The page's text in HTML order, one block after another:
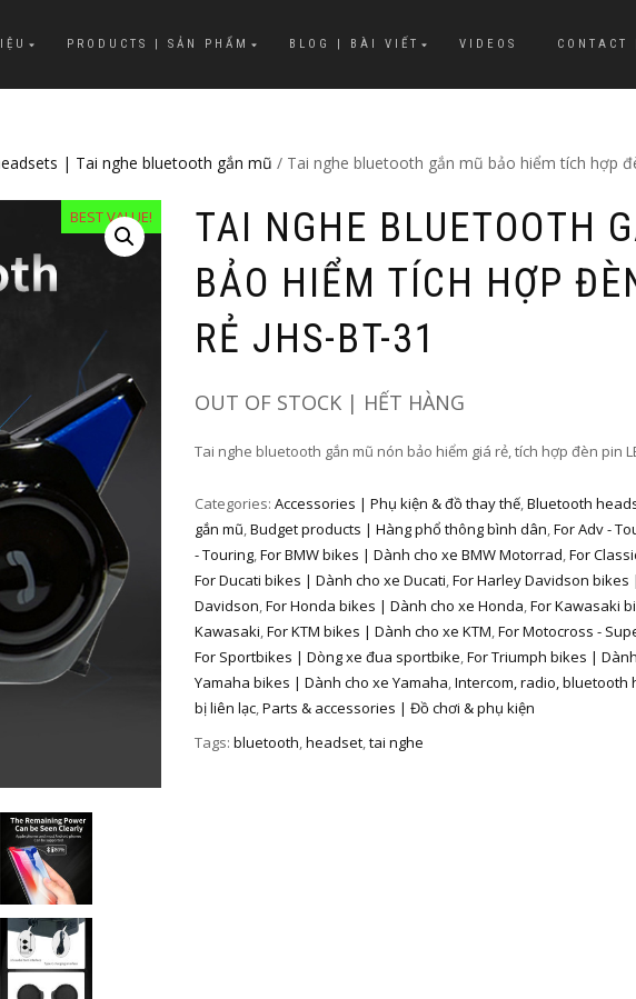
PRODUCTS | SẢN PHẨM BLOG | BÀI VIẾT VIDEOS
| Tai nghe bluetooth gắn mũ / Tai nghe bluetooth gắn mũ bảo hiểm tích hợp
BEST VALUE!
TAI NGHE BLUETOOTH
BẢO HIỂM TÍCH HỢP
RẺ JHS-BT-31
OUT OF STOCK | HẾT HÀNG
Tai nghe bluetooth gắn mũ nón bảo hiểm giá rẻ, tích hợp đèn pin
Categories: Accessories | Phụ kiện & đồ thay thế,Bluetooth
gắn mũ,Budget products | Hàng phổ thông bình dân,For Adv -
- Touring,For BMW bikes | Dành cho xe BMW Motorrad,For
For Ducati bikes | Dành cho xe Ducati,For Harley Davidson
Davidson,For Honda bikes | Dành cho xe Honda,For Kawasaki
Kawasaki,For KTM bikes | Dành cho xe KTM,For Motocross -
For Sportbikes | Dòng xe đua sportbike,For Triumph bikes |
Yamaha bikes | Dành cho xe Yamaha,Intercom, radio, bluetooth
bị liên lạc,Parts & accessories | Đồ chơi & phụ kiện
Tags: bluetooth,headset,tai nghe